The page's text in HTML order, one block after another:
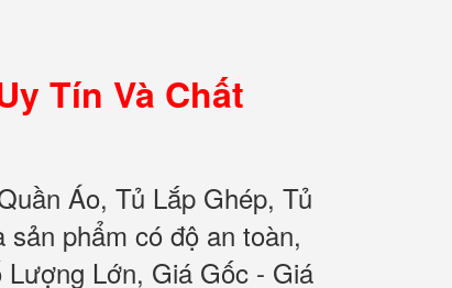
Tín Và Chất
Áo, Tủ Lắp Ghép, Tủ
phẩm có độ an toàn,
Lớn, Giá Gốc - Giá